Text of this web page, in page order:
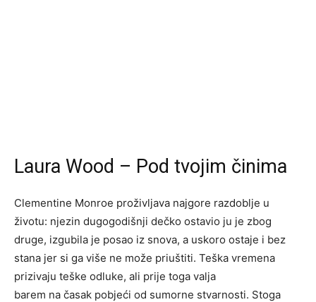
Laura Wood – Pod tvojim činima
Clementine Monroe proživljava najgore razdoblje u
životu: njezin dugogodišnji dečko ostavio ju je zbog
druge, izgubila je posao iz snova, a uskoro ostaje i bez
stana jer si ga više ne može priuštiti. Teška vremena
prizivaju teške odluke, ali prije toga valja
barem na časak pobjeći od sumorne stvarnosti. Stoga